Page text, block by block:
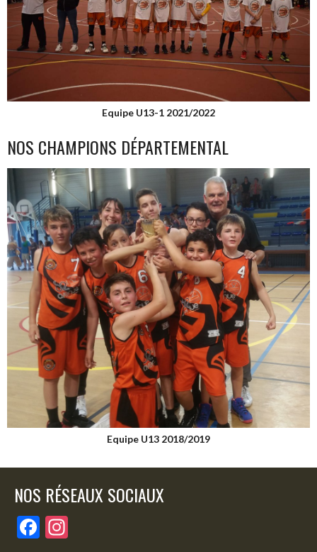
Equipe U13-1 2021/2022
NOS CHAMPIONS DÉPARTEMENTAL
Equipe U13 2018/2019
NOS RÉSEAUX SOCIAUX
F